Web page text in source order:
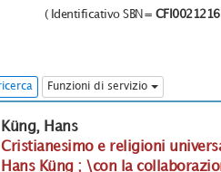
( Identificativo SBN= CFI0021216
Funzioni di servizio
Küng, Hans
Cristianesimo e religioni
Hans Küng ; \con la